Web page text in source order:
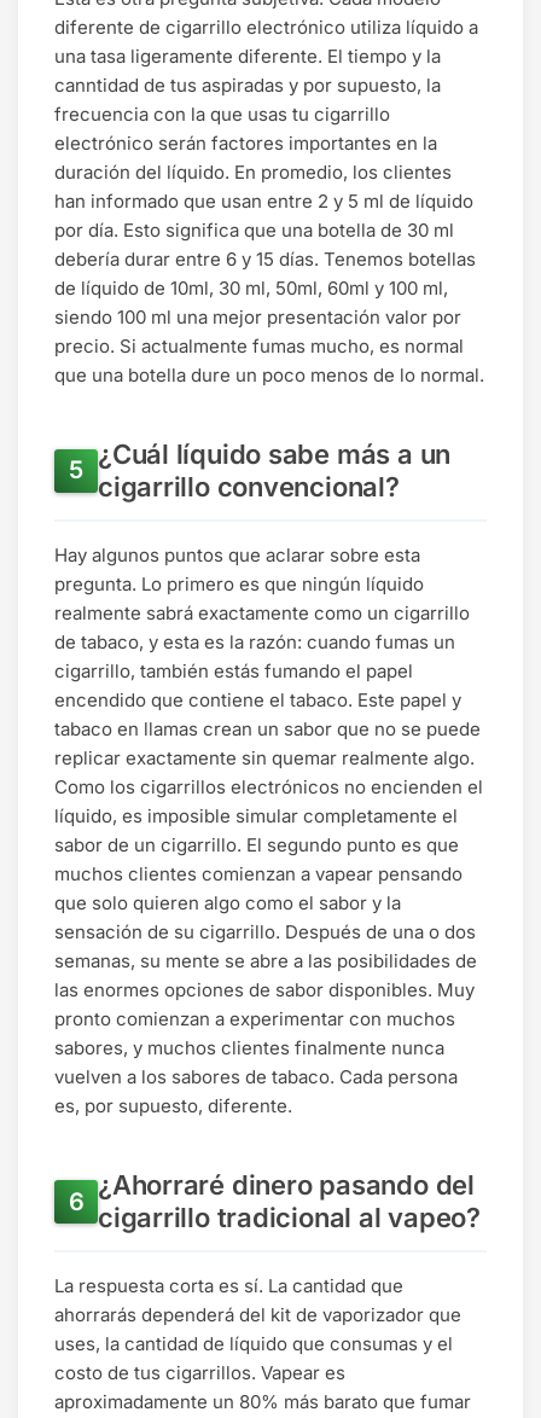
diferente de cigarrillo electrónico utiliza líquido a
una tasa ligeramente diferente. El tiempo y la
canntidad de tus aspiradas y por supuesto, la
frecuencia con la que usas tu cigarrillo
electrónico serán factores importantes en la
duración del líquido. En promedio, los clientes
han informado que usan entre 2 y 5 ml de líquido
por día. Esto significa que una botella de 30 ml
debería durar entre 6 y 15 días. Tenemos botellas
de líquido de 10ml, 30 ml, 50ml, 60ml y 100 ml,
siendo 100 ml una mejor presentación valor por
precio. Si actualmente fumas mucho, es normal
que una botella dure un poco menos de lo normal.
¿Cuál líquido sabe más a un
cigarrillo convencional?
Hay algunos puntos que aclarar sobre esta
pregunta. Lo primero es que ningún líquido
realmente sabrá exactamente como un cigarrillo
de tabaco, y esta es la razón: cuando fumas un
cigarrillo, también estás fumando el papel
encendido que contiene el tabaco. Este papel y
tabaco en llamas crean un sabor que no se puede
replicar exactamente sin quemar realmente algo.
Como los cigarrillos electrónicos no encienden el
líquido, es imposible simular completamente el
sabor de un cigarrillo. El segundo punto es que
muchos clientes comienzan a vapear pensando
que solo quieren algo como el sabor y la
sensación de su cigarrillo. Después de una o dos
semanas, su mente se abre a las posibilidades de
las enormes opciones de sabor disponibles. Muy
pronto comienzan a experimentar con muchos
sabores, y muchos clientes finalmente nunca
vuelven a los sabores de tabaco. Cada persona
es, por supuesto, diferente.
¿Ahorraré dinero pasando del
cigarrillo tradicional al vapeo?
La respuesta corta es sí. La cantidad que
ahorrarás dependerá del kit de vaporizador que
uses, la cantidad de líquido que consumas y el
costo de tus cigarrillos. Vapear es
aproximadamente un 80% más barato que fumar